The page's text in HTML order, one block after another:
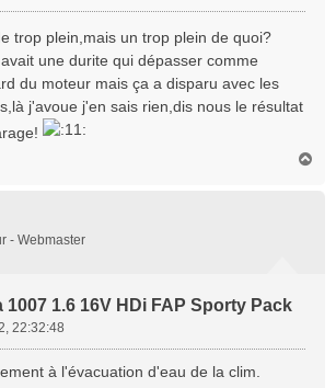
trop plein,mais un trop plein de quoi?
une durite qui dépasser comme
du moteur mais ça a disparu avec les
j'avoue j'en sais rien,dis nous le résultat
- Webmaster
1007 1.6 16V HDi FAP Sporty Pack
22:32:48
à l'évacuation d'eau de la clim.